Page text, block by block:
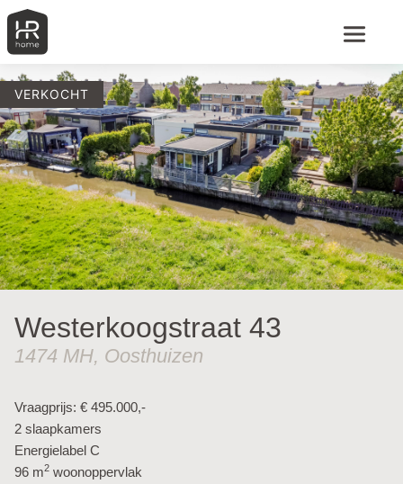
VERKOCHT
Westerkoogstraat 43
1474 MH, Oosthuizen
Vraagprijs: € 495.000,-
2 slaapkamers
Energielabel C
96 m2 woonoppervlak​